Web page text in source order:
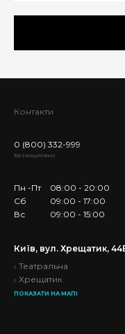
Контакти
0 (800) 332-999
Безкоштовно
Пн -Пт
08:00 - 20:00
Сб
09:00 - 17:00
Вс
09:00 - 15:00
Київ, вул. Хрещатик,
Театральна
Хрещатик
ПОКАЗАТИ НА МАПІ